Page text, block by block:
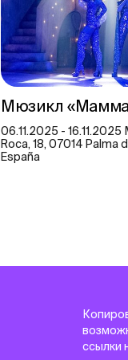
Мюзикл
06.11.2025 -
Roca, 18, 07014 Palma
España
ссылки